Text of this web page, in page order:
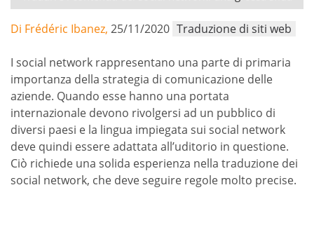
Di Frédéric Ibanez, 25/11/2020 Traduzione di siti web
I social network rappresentano una parte di primaria
importanza della strategia di comunicazione delle
aziende. Quando esse hanno una portata
internazionale devono rivolgersi ad un pubblico di
diversi paesi e la lingua impiegata sui social network
deve quindi essere adattata all’uditorio in questione.
Ciò richiede una solida esperienza nella traduzione dei
social network, che deve seguire regole molto precise.